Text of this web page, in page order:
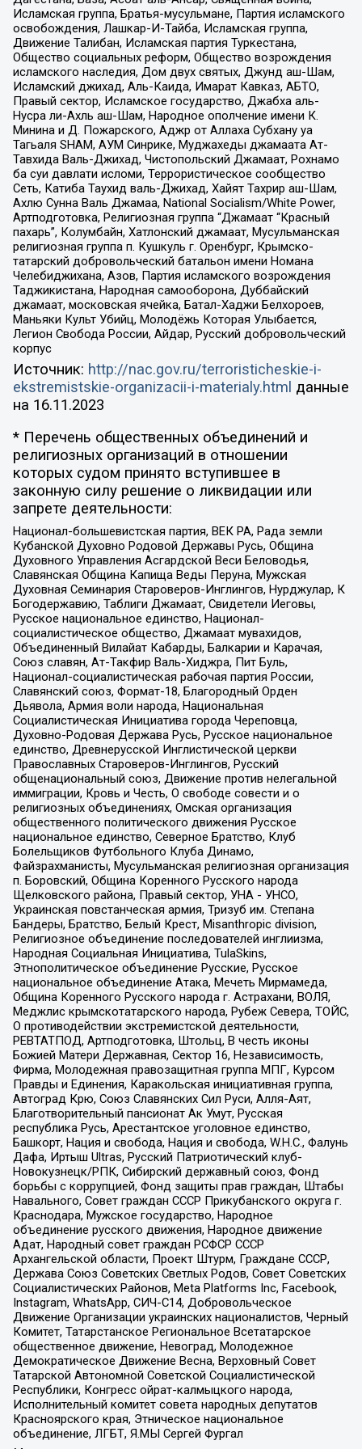
Исламская группа, Братья-мусульмане, Партия исламского
освобождения, Лашкар-И-Тайба, Исламская группа,
Движение Талибан, Исламская партия Туркестана,
Общество социальных реформ, Общество возрождения
исламского наследия, Дом двух святых, Джунд аш-Шам,
Исламский джихад, Аль-Каида, Имарат Кавказ, АБТО,
Правый сектор, Исламское государство, Джабха аль-
Нусра ли-Ахль аш-Шам, Народное ополчение имени К.
Минина и Д. Пожарского, Аджр от Аллаха Субхану уа
Тагьаля SHAM, АУМ Синрике, Муджахеды джамаата Ат-
Тавхида Валь-Джихад, Чистопольский Джамаат, Рохнамо
ба суи давлати исломи, Террористическое сообщество
Сеть, Катиба Таухид валь-Джихад, Хайят Тахрир аш-Шам,
Ахлю Сунна Валь Джамаа, National Socialism/White Power,
Артподготовка, Религиозная группа “Джамаат “Красный
пахарь”, Колумбайн, Хатлонский джамаат, Мусульманская
религиозная группа п. Кушкуль г. Оренбург, Крымско-
татарский добровольческий батальон имени Номана
Челебиджихана, Азов, Партия исламского возрождения
Таджикистана, Народная самооборона, Дуббайский
джамаат, московская ячейка, Батал-Хаджи Белхороев,
Маньяки Культ Убийц, Молодёжь Которая Улыбается,
Легион Свобода России, Айдар, Русский добровольческий
корпус
Источник: http://nac.gov.ru/terroristicheskie-i-
ekstremistskie-organizacii-i-materialy.html данные
на 16.11.2023
* Перечень общественных объединений и
религиозных организаций в отношении
которых судом принято вступившее в
законную силу решение о ликвидации или
запрете деятельности:
Национал-большевистская партия, ВЕК РА, Рада земли
Кубанской Духовно Родовой Державы Русь, Община
Духовного Управления Асгардской Веси Беловодья,
Славянская Община Капища Веды Перуна, Мужская
Духовная Семинария Староверов-Инглингов, Нурджулар, К
Богодержавию, Таблиги Джамаат, Свидетели Иеговы,
Русское национальное единство, Национал-
социалистическое общество, Джамаат мувахидов,
Объединенный Вилайат Кабарды, Балкарии и Карачая,
Союз славян, Ат-Такфир Валь-Хиджра, Пит Буль,
Национал-социалистическая рабочая партия России,
Славянский союз, Формат-18, Благородный Орден
Дьявола, Армия воли народа, Национальная
Социалистическая Инициатива города Череповца,
Духовно-Родовая Держава Русь, Русское национальное
единство, Древнерусской Инглистической церкви
Православных Староверов-Инглингов, Русский
общенациональный союз, Движение против нелегальной
иммиграции, Кровь и Честь, О свободе совести и о
религиозных объединениях, Омская организация
общественного политического движения Русское
национальное единство, Северное Братство, Клуб
Болельщиков Футбольного Клуба Динамо,
Файзрахманисты, Мусульманская религиозная организация
п. Боровский, Община Коренного Русского народа
Щелковского района, Правый сектор, УНА - УНСО,
Украинская повстанческая армия, Тризуб им. Степана
Бандеры, Братство, Белый Крест, Misanthropic division,
Религиозное объединение последователей инглиизма,
Народная Социальная Инициатива, TulaSkins,
Этнополитическое объединение Русские, Русское
национальное объединение Атака, Мечеть Мирмамеда,
Община Коренного Русского народа г. Астрахани, ВОЛЯ,
Меджлис крымскотатарского народа, Рубеж Севера, ТОЙС,
О противодействии экстремистской деятельности,
РЕВТАТПОД, Артподготовка, Штольц, В честь иконы
Божией Матери Державная, Сектор 16, Независимость,
Фирма, Молодежная правозащитная группа МПГ, Курсом
Правды и Единения, Каракольская инициативная группа,
Автоград Крю, Союз Славянских Сил Руси, Алля-Аят,
Благотворительный пансионат Ак Умут, Русская
республика Русь, Арестантское уголовное единство,
Башкорт, Нация и свобода, Нация и свобода, W.H.С., Фалунь
Дафа, Иртыш Ultras, Русский Патриотический клуб-
Новокузнецк/РПК, Сибирский державный союз, Фонд
борьбы с коррупцией, Фонд защиты прав граждан, Штабы
Навального, Совет граждан СССР Прикубанского округа г.
Краснодара, Мужское государство, Народное
объединение русского движения, Народное движение
Адат, Народный совет граждан РСФСР СССР
Архангельской области, Проект Штурм, Граждане СССР,
Держава Союз Советских Светлых Родов, Совет Советских
Социалистических Районов, Meta Platforms Inc, Facebook,
Instagram, WhatsApp, СИЧ-С14, Добровольческое
Движение Организации украинских националистов, Черный
Комитет, Татарстанское Региональное Всетатарское
общественное движение, Невоград, Молодежное
Демократическое Движение Весна, Верховный Совет
Татарской Автономной Советской Социалистической
Республики, Конгресс ойрат-калмыцкого народа,
Исполнительный комитет совета народных депутатов
Красноярского края, Этническое национальное
объединение, ЛГБТ, Я.МЫ Сергей Фургал